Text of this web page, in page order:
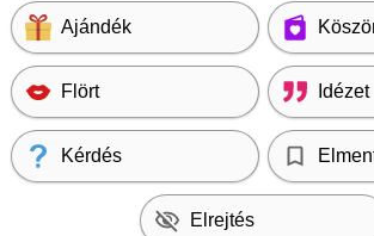
Ajándék
Flört Idézet
Kérdés
Elrejtés